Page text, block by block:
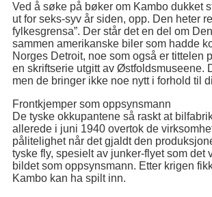
Ved å søke på bøker om Kambo dukket
ut for seks-syv år siden, opp. Den heter
fylkesgrensa”. Der står det en del om
sammen amerikanske biler som hadde
Norges Detroit, noe som også er tittelen
en skriftserie utgitt av Østfoldsmuseene.
men de bringer ikke noe nytt i forhold til
Frontkjemper som oppsynsmann
De tyske okkupantene så raskt at
allerede i juni 1940 overtok de
pålitelighet når det gjaldt den
tyske fly, spesielt av junker-flyet som det
bildet som oppsynsmann. Etter krigen
Kambo kan ha spilt inn.